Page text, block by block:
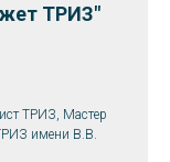
ТРИЗ"
ТРИЗ, Мастер
имени В.В.